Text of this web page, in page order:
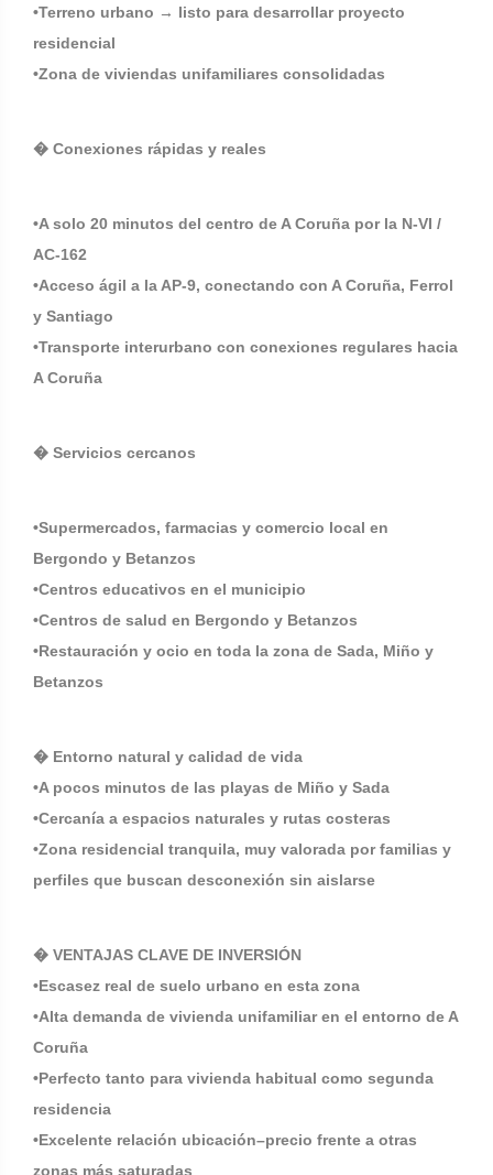
•Terreno urbano → listo para desarrollar proyecto
residencial
•Zona de viviendas unifamiliares consolidadas
� Conexiones rápidas y reales
•A solo 20 minutos del centro de A Coruña por la N-VI /
AC-162
•Acceso ágil a la AP-9, conectando con A Coruña, Ferrol
y Santiago
•Transporte interurbano con conexiones regulares hacia
A Coruña
� Servicios cercanos
•Supermercados, farmacias y comercio local en
Bergondo y Betanzos
•Centros educativos en el municipio
•Centros de salud en Bergondo y Betanzos
•Restauración y ocio en toda la zona de Sada, Miño y
Betanzos
� Entorno natural y calidad de vida
•A pocos minutos de las playas de Miño y Sada
•Cercanía a espacios naturales y rutas costeras
•Zona residencial tranquila, muy valorada por familias y
perfiles que buscan desconexión sin aislarse
� VENTAJAS CLAVE DE INVERSIÓN
•Escasez real de suelo urbano en esta zona
•Alta demanda de vivienda unifamiliar en el entorno de A
Coruña
•Perfecto tanto para vivienda habitual como segunda
residencia
•Excelente relación ubicación–precio frente a otras
zonas más saturadas